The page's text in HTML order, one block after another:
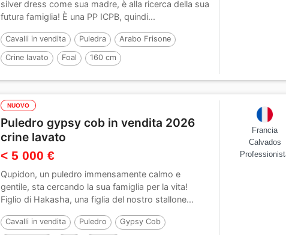
silver dress come sua madre, è alla ricerca della sua
futura famiglia! È una PP ICPB, quindi...
Cavalli in vendita Puledra Arabo Frisone
Crine lavato Foal 160 cm
NUOVO
Puledro gypsy cob in vendita 2026
crine lavato
< 5 000 €
Qupidon, un puledro immensamente calmo e
gentile, sta cercando la sua famiglia per la vita!
Figlio di Hakasha, una figlia del nostro stallone...
Cavalli in vendita Puledro Gypsy Cob
Francia
Calvados